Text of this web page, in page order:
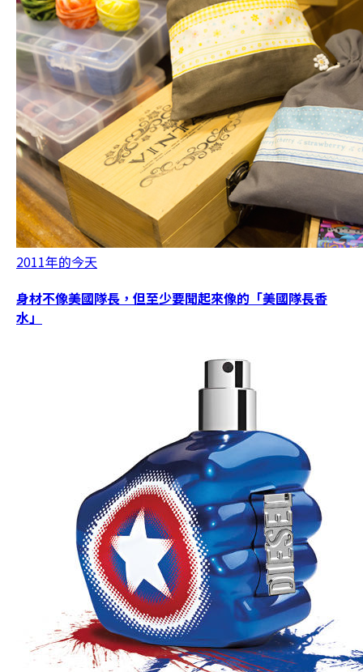
2011年的今天
身材不像美國隊長，但至少要聞起來像的「美國隊長香
水」